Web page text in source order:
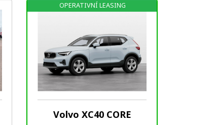
Oblíbené
Porovnat
Volvo XC40 CORE
OPERATIVNÍ LEASING